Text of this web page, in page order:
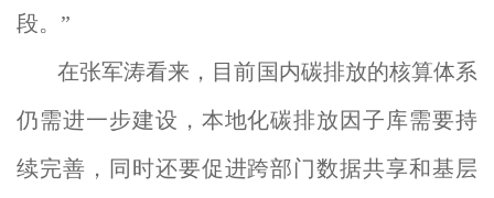
段。”
在张军涛看来，目前国内碳排放的核算体系
仍需进一步建设，本地化碳排放因子库需要持
续完善，同时还要促进跨部门数据共享和基层